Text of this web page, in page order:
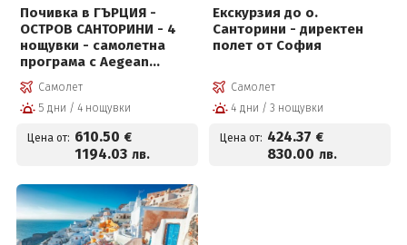
Почивка в ГЪРЦИЯ -
ОСТРОВ САНТОРИНИ - 4
нощувки - самолетна
програма с Aegean
Airlines!
Самолет
5 дни / 4 нощувки
Цена от: 610.50 €
1194.03 лв.
Екскурзия до о.
Санторини - директен
полет от София
Самолет
4 дни / 3 нощувки
Цена от: 424.37 €
830.00 лв.